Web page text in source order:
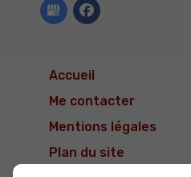
Accueil
Me contacter
Mentions légales
Plan du site